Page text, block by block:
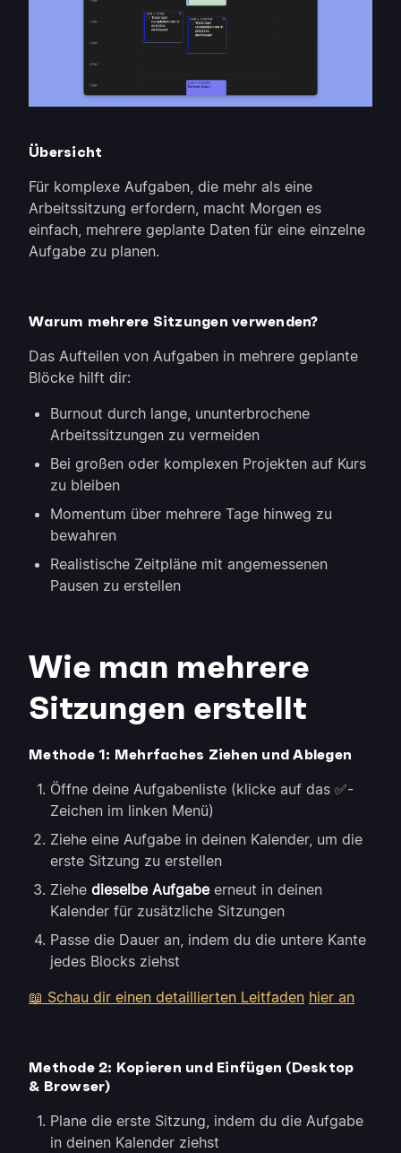
Übersicht
Für komplexe Aufgaben, die mehr als eine
Arbeitssitzung erfordern, macht Morgen es
einfach, mehrere geplante Daten für eine einzelne
Aufgabe zu planen.
Warum mehrere Sitzungen verwenden?
Das Aufteilen von Aufgaben in mehrere geplante
Blöcke hilft dir:
Burnout durch lange, ununterbrochene
Arbeitssitzungen zu vermeiden
Bei großen oder komplexen Projekten auf Kurs
zu bleiben
Momentum über mehrere Tage hinweg zu
bewahren
Realistische Zeitpläne mit angemessenen
Pausen zu erstellen
Wie man mehrere
Sitzungen erstellt
Methode 1: Mehrfaches Ziehen und Ablegen
Öffne deine Aufgabenliste (klicke auf das ✅-
Zeichen im linken Menü)
Ziehe eine Aufgabe in deinen Kalender, um die
erste Sitzung zu erstellen
Ziehe dieselbe Aufgabeerneut in deinen
Kalender für zusätzliche Sitzungen
Passe die Dauer an, indem du die untere Kante
jedes Blocks ziehst
📖 Schau dir einen detaillierten Leitfaden hier an
Methode 2: Kopieren und Einfügen (Desktop
& Browser)
Plane die erste Sitzung, indem du die Aufgabe
in deinen Kalender ziehst